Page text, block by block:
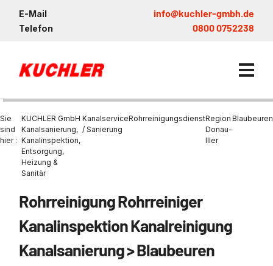
E-Mail info@kuchler-gmbh.de
Telefon 0800 0752238
Kanalservice / Sanierung
Großprofilsanierung
Schachtsanierung
GFK - Schachtliner
Entsorgung
Bohrschlamm
Entsorgung von
Chemisch physikalische
Behandlungsanlage
Wartung und Vollservice
Prüfung &
Sanierung von
Be- und Entkiesen von
Entleerung von
Faultürmen per
Wärmepumpen Zentrum
Brückenentwässerung
Nachhaltigkeit & Umwelt
Referenzen
News & Aktuelles
Sie
sind
hier :
KUCHLER GmbH
Kanalsanierung,
Kanalinspektion,
Entsorgung,
Heizung &
Sanitär
Kanalservice
/ Sanierung
RohrreinigungsdienstRegion
Donau-
Iller
Blaubeuren
Rohrreinigung Rohrreiniger
Kanalinspektion Kanalreinigung
Kanalsanierung > Blaubeuren